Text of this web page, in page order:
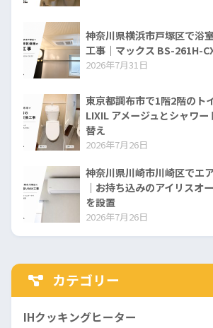
神奈川県横浜市戸塚区で浴
工事｜マックス BS-261H-
2026年7月31日
東京都調布市で1階2階のト
LIXIL アメージュとシャワ
替え
2026年7月26日
神奈川県川崎市川崎区でエ
｜お持ち込みのアイリスオ
を設置
2026年7月26日
カテゴリー
IHクッキングヒーター